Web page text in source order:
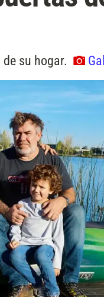
su hogar.